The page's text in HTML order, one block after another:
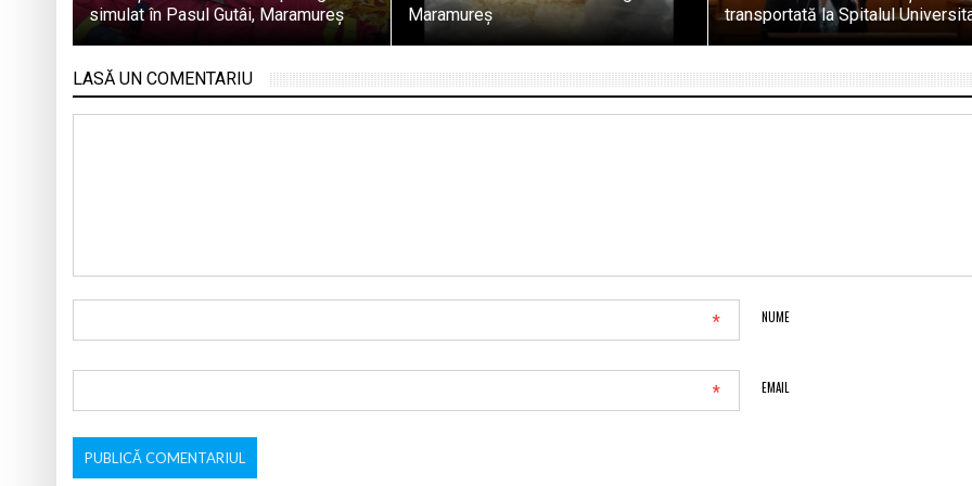
simulat în Pasul Gutâi, Maramureș
Maramureș
transportată la Spitalul
LASĂ UN COMENTARIU
NUME
*
EMAIL
*